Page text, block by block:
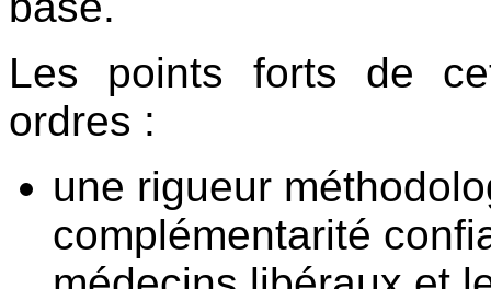
Les points forts de
ordres :
une rigueur
complémentarité